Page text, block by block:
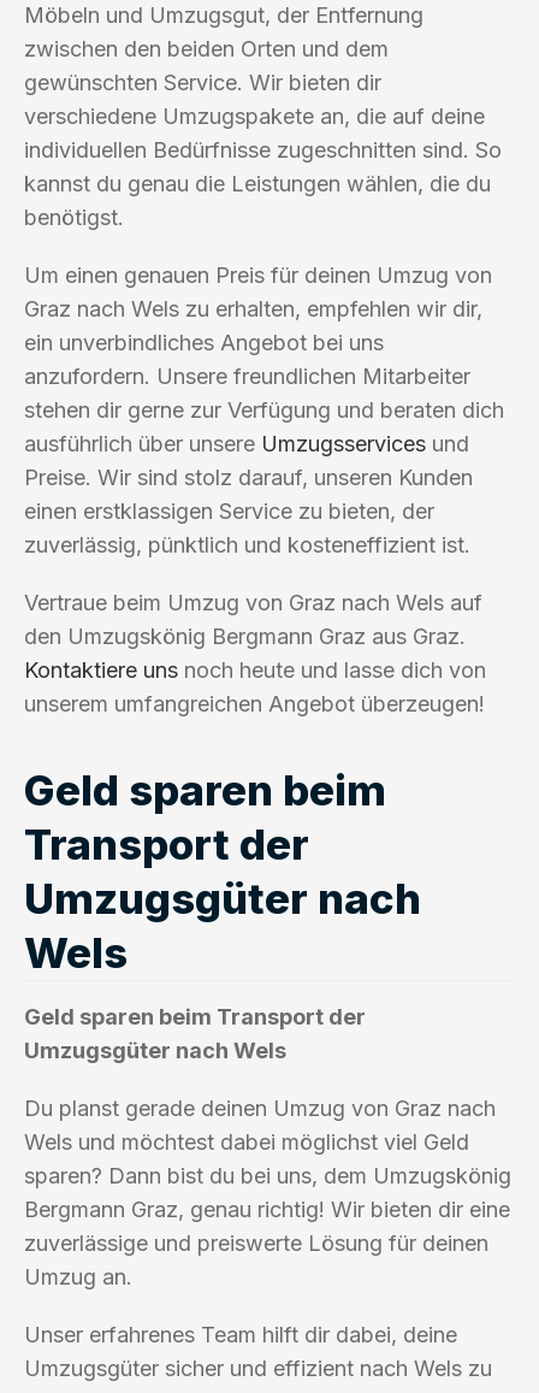
Möbeln und Umzugsgut, der Entfernung
zwischen den beiden Orten und dem
gewünschten Service. Wir bieten dir
verschiedene Umzugspakete an, die auf deine
individuellen Bedürfnisse zugeschnitten sind. So
kannst du genau die Leistungen wählen, die du
benötigst.
Um einen genauen Preis für deinen Umzug von
Graz nach Wels zu erhalten, empfehlen wir dir,
ein unverbindliches Angebot bei uns
anzufordern. Unsere freundlichen Mitarbeiter
stehen dir gerne zur Verfügung und beraten dich
ausführlich über unsere Umzugsservices und
Preise. Wir sind stolz darauf, unseren Kunden
einen erstklassigen Service zu bieten, der
zuverlässig, pünktlich und kosteneffizient ist.
Vertraue beim Umzug von Graz nach Wels auf
den Umzugskönig Bergmann Graz aus Graz.
Kontaktiere uns noch heute und lasse dich von
unserem umfangreichen Angebot überzeugen!
Geld sparen beim
Transport der
Umzugsgüter nach
Wels
Geld sparen beim Transport der
Umzugsgüter nach Wels
Du planst gerade deinen Umzug von Graz nach
Wels und möchtest dabei möglichst viel Geld
sparen? Dann bist du bei uns, dem Umzugskönig
Bergmann Graz, genau richtig! Wir bieten dir eine
zuverlässige und preiswerte Lösung für deinen
Umzug an.
Unser erfahrenes Team hilft dir dabei, deine
Umzugsgüter sicher und effizient nach Wels zu